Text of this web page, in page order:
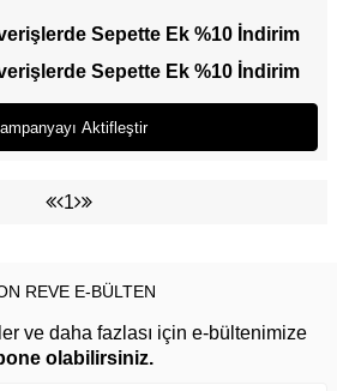
Sepette Ek %10 İndirim
Sepette Ek %10 İndirim
Aktifleştir
1
REVE E-BÜLTEN
ve daha fazlası için e-bültenimize
olabilirsiniz.